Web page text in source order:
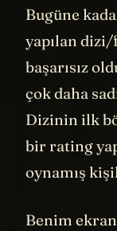
Bugüne
yapılan dizi/
başarısız
çok daha
Dizinin ilk
bir rating